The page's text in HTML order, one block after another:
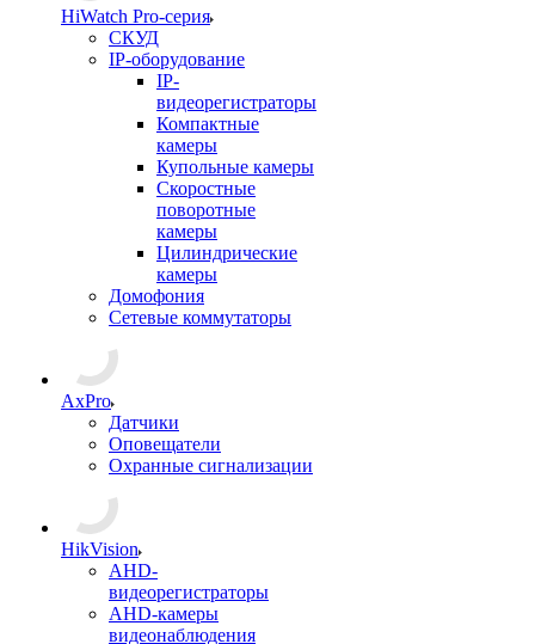
HiWatch Pro-серия
CКУД
IP-оборудование
IP-
видеорегистраторы
Компактные
камеры
Купольные камеры
Скоростные
поворотные
камеры
Цилиндрические
камеры
Домофония
Сетевые коммутаторы
AxPro
Датчики
Оповещатели
Охранные сигнализации
HikVision
AHD-
видеорегистраторы
AHD-камеры
видеонаблюдения